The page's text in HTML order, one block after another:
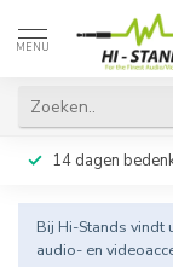
MENU
14 dagen
Bij Hi-Stands vindt
audio- en